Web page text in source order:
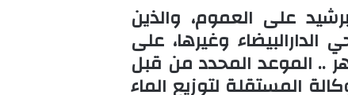
على العموم، والذين
وغيرها، على
.. الموعد المحدد من قبل
المستقلة لتوزيع الماء